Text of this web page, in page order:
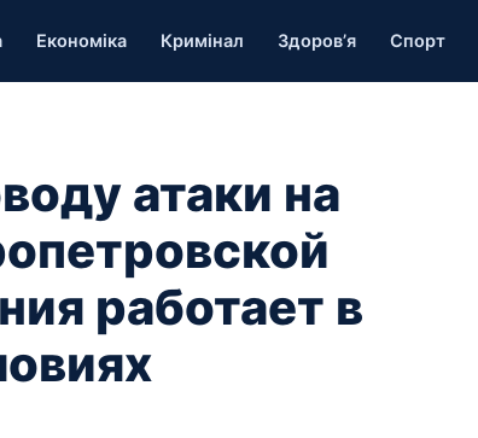
Економіка Кримінал Здоров’я Спорт
атаки на
работает в